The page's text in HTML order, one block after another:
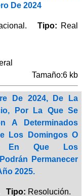
De 2024
Tipo: Real
Tamaño:6 kb
De 2024, De La
Por La Que Se
A Determinados
Los Domingos O
En Que Los
Permanecer
2025.
Tipo: Resolución.